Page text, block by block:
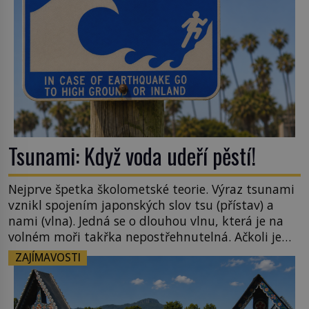
Tsunami: Když voda udeří pěstí!
Nejprve špetka školometské teorie. Výraz tsunami
vznikl spojením japonských slov tsu (přístav) a
nami (vlna). Jedná se o dlouhou vlnu, která je na
volném moři takřka nepostřehnutelná. Ačkoli je
vlnová délka tsunami i 300 kilometrů, výška vlny
na volném moři je maximálně 1,5 metru. Máme se
podobné obří vlny obávat i v Evropě? Vznik
tsunami si […]
ZAJÍMAVOSTI